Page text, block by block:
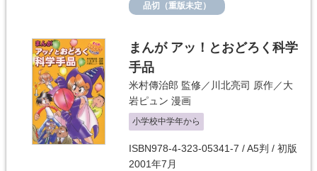
品切（重版未定）
まんが アッ！とおどろく科学
手品
米村傳治郎 監修／ 川北亮司 原作／大
岩ピュン 漫画
小学校中学年から
ISBN978-4-323-05341-7 / A5判 / 初版
2001年7月